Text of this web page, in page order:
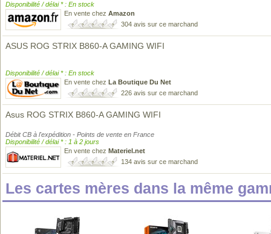
Disponibilité / délai * : En stock
En vente chez Amazon
304 avis sur ce marchand
ASUS ROG STRIX B860-A GAMING WIFI
Disponibilité / délai * : En stock
En vente chez La Boutique Du Net
226 avis sur ce marchand
Asus ROG STRIX B860-A GAMING WIFI
Débit CB à l'expédition - Points de vente en France
Disponibilité / délai * : 1 à 2 jours
En vente chez Materiel.net
134 avis sur ce marchand
Les cartes mères dans la même